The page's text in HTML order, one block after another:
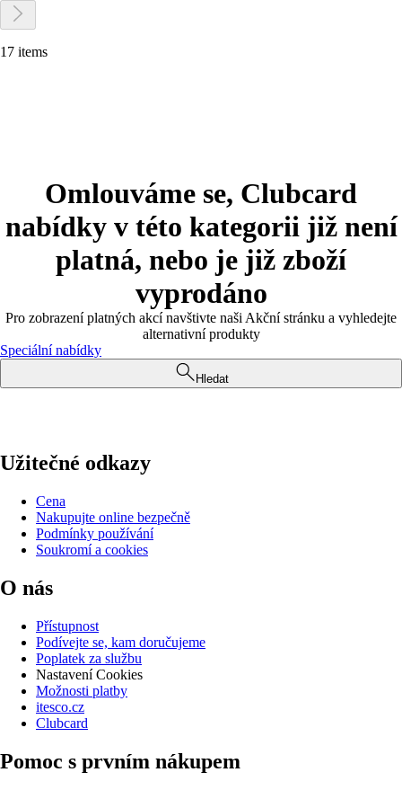
17 items
Omlouváme se, Clubcard
nabídky v této kategorii již není
platná, nebo je již zboží
vyprodáno
Pro zobrazení platných akcí navštivte naši Akční stránku a vyhledejte
alternativní produkty
Speciální nabídky
Hledat
Užitečné odkazy
Cena
Nakupujte online bezpečně
Podmínky používání
Soukromí a cookies
O nás
Přístupnost
Podívejte se, kam doručujeme
Poplatek za službu
Nastavení Cookies
Možnosti platby
itesco.cz
Clubcard
Pomoc s prvním nákupem